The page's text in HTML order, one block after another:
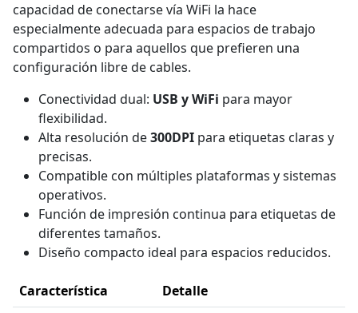
capacidad de conectarse vía WiFi la hace
especialmente adecuada para espacios de trabajo
compartidos o para aquellos que prefieren una
configuración libre de cables.
Conectividad dual: USB y WiFi para mayor
flexibilidad.
Alta resolución de300DPI para etiquetas claras y
precisas.
Compatible con múltiples plataformas y sistemas
operativos.
Función de impresión continua para etiquetas de
diferentes tamaños.
Diseño compacto ideal para espacios reducidos.
Característica
Detalle